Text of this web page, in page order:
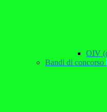
OIV
Bandi di concorso